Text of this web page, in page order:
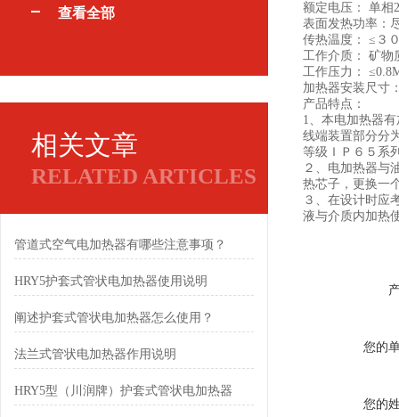
查看全部
相关文章
RELATED ARTICLES
管道式空气电加热器有哪些注意事项？
HRY5护套式管状电加热器使用说明
阐述护套式管状电加热器怎么使用？
法兰式管状电加热器作用说明
HRY5型（川润牌）护套式管状电加热器
额定电压： 单相
表面发热功率：
传热温度： ≤３
工作介质： 矿物
工作压力：
加热器安装尺寸
产品特点：
1、本电加热器
线端装置部分分
等级ＩＰ６５系
２、电加热器与
热芯子，更换一
３、在设计时应
液与介质内加热
您的
您的